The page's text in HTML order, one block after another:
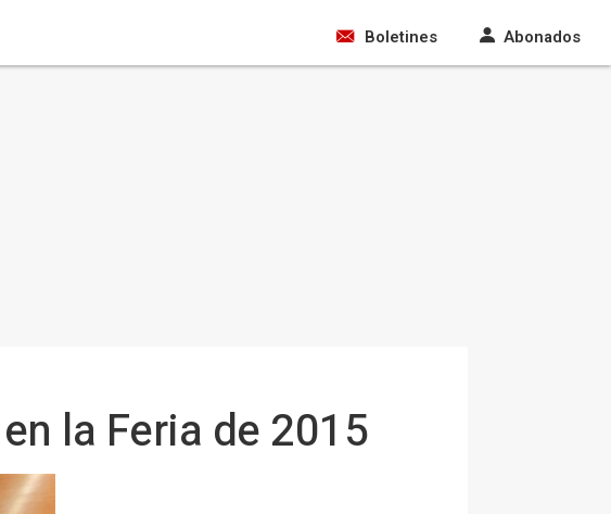
Boletines Abonados
la Feria de 2015